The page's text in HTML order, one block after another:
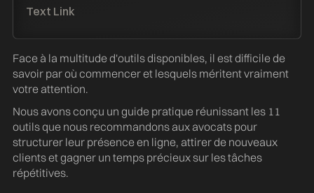
Face à la multitude d'outils disponibles, il est difficile de
savoir par où commencer et lesquels méritent vraiment
votre attention.
Nous avons conçu un guide pratique réunissant les 11
outils que nous recommandons aux avocats pour
structurer leur présence en ligne, attirer de nouveaux
clients et gagner un temps précieux sur les tâches
répétitives.
Text Link